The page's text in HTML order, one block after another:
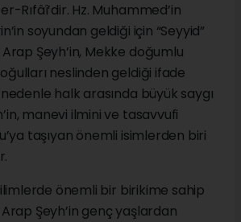
Rıfâî’dir. Hz. Muhammed’in
soyundan geldiği için “Seyyid”
Arap Şeyh’in, Mekke doğumlu
neslinden geldiği ifade
halk arasında büyük saygı
manevi ilmini ve tasavvufi
taşıyan önemli isimlerden biri
önemli bir birikime sahip
Şeyh’in genç yaşlardan